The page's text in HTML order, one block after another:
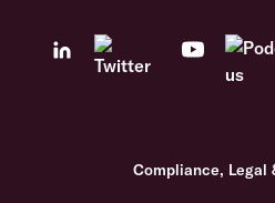
Compliance, Legal